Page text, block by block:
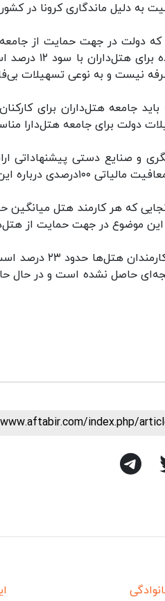
دلیل ماندگاری کرونا در کشور
که دولت در جهت حمایت از
قشر مواجه نشده
نیست و به نوعی تسهیلات
جامعه هتل‌داران برای
دولت برای جامعه هتل‌دارا
و صنایع دستی پیشنهاداتی
صنف در نظر گرفته شود.
این موضوع در جهت حمایت از
حمزه‌زاده با اشاره
index.php/